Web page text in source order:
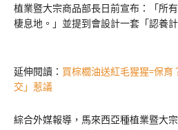
植業暨大宗商品部長日前宣布：「所
棲息地。」並提到會設計一套「認養
延伸閱讀： 買棕櫚油送紅毛猩猩=保
交」惹議
綜合外媒報導，馬來西亞種植業暨大